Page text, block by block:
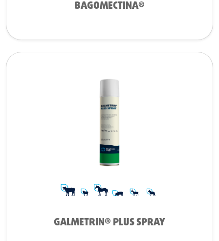
BAGOMECTINA®
GALMETRIN® PLUS SPRAY